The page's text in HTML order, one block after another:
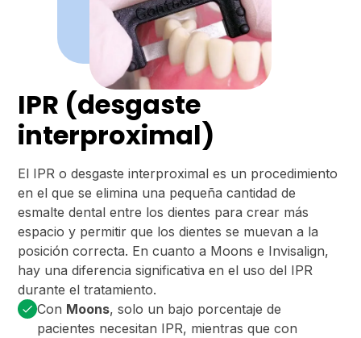
IPR (desgaste
interproximal)
El IPR o desgaste interproximal es un procedimiento
en el que se elimina una pequeña cantidad de
esmalte dental entre los dientes para crear más
espacio y permitir que los dientes se muevan a la
posición correcta. En cuanto a Moons e Invisalign,
hay una diferencia significativa en el uso del IPR
durante el tratamiento.
Con Moons, solo un bajo porcentaje de
pacientes necesitan IPR, mientras que con